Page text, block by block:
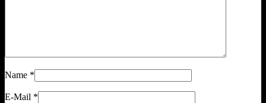
Name *
E-Mail *